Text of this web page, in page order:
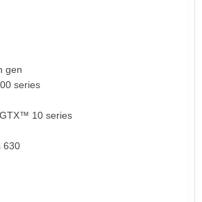
gen
series
10 series
630